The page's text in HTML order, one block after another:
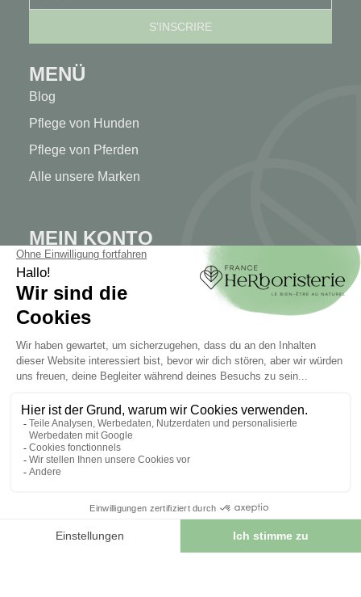
MENÜ
Blog
Pflege von Hunden
Pflege von Pferden
Alle unsere Marken
MEIN KONTO
Mein Konto
Authentifizierung
Seguimiento de pedidos
Cree su cuenta
INFORMATIONEN
Kontaktieren Sie uns
Sitemap
Unser Kräuterladen
Sicheres Bezahlen